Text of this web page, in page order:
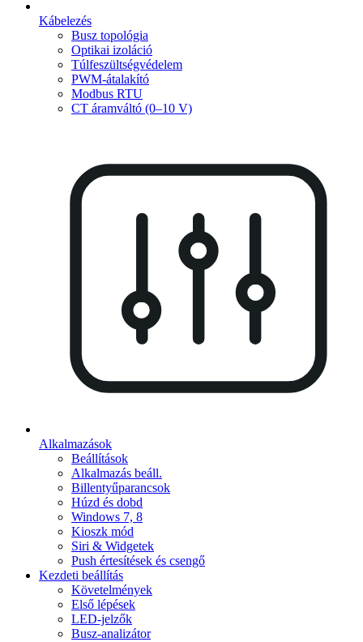
Kábelezés
Busz topológia
Optikai izoláció
Túlfeszültségvédelem
PWM-átalakító
Modbus RTU
CT áramváltó (0–10 V)
Alkalmazások
Beállítások
Alkalmazás beáll.
Billentyűparancsok
Húzd és dobd
Windows 7, 8
Kioszk mód
Siri & Widgetek
Push értesítések és csengő
Kezdeti beállítás
Követelmények
Első lépések
LED‑jelzők
Busz-analizátor